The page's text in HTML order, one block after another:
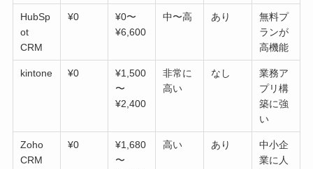
HubSp
ot
CRM
¥0
¥0〜
¥6,600
中〜高 あり
無料プ
ランが
高機能
kintone ¥0
¥1,500
〜
¥2,400
非常に
高い
なし
業務ア
プリ構
築に強
い
Zoho
CRM
¥0
¥1,680
〜
高い あり
中小企
業に人